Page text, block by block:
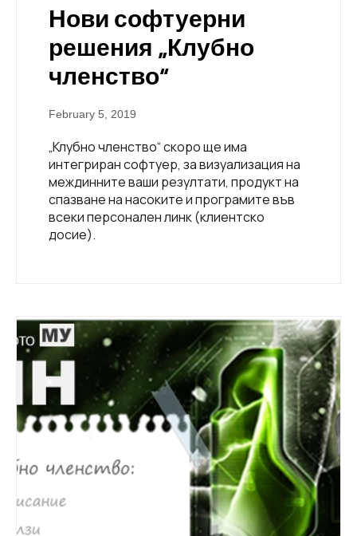
Нови софтуерни
решения „Клубно
членство“
February 5, 2019
„Клубно членство“ скоро ще има
интегриран софтуер, за визуализация на
междинните ваши резултати, продукт на
спазване на насоките и програмите във
всеки персонален линк (клиентско
досие).